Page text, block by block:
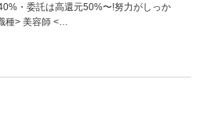
・委託は高還元50%〜!努力がしっか
種> 美容師 <…